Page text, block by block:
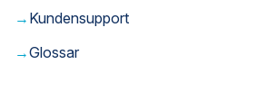
→ Kundensupport
→Glossar